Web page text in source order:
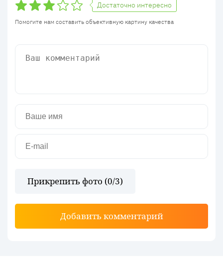
Достаточно интересно
Помогите нам составить объективную картину качества
Прикрепить фото (0/3)
Добавить комментарий